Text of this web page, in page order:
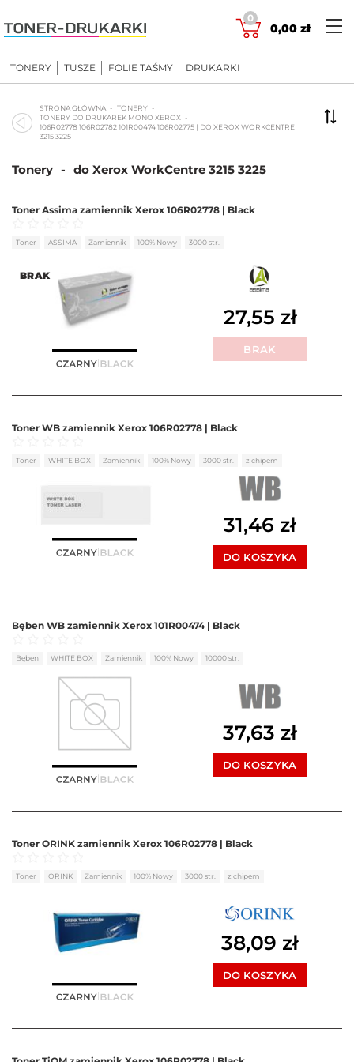
to
content
0
0,00 zł
TONERY TUSZE FOLIE TAŚMY DRUKARKI
STRONA GŁÓWNA
TONERY
TONERY DO DRUKAREK MONO XEROX
106R02778 106R02782 101R00474 106R02775 | DO XEROX WORKCENTRE
3215 3225
Tonery - do Xerox WorkCentre 3215 3225
BRAK
Toner Assima zamiennik Xerox 106R02778 | Black
Oceniono 0na 5
Toner ASSIMA Zamiennik 100% Nowy 3000 str.
27,55 zł
BRAK
Toner WB zamiennik Xerox 106R02778 | Black
Oceniono0 na 5
Toner WHITE BOX Zamiennik 100% Nowy 3000 str. z chipem
31,46 zł
DO KOSZYKA
Bęben WB zamiennik Xerox 101R00474 | Black
Oceniono0na 5
Bęben WHITE BOX Zamiennik 100% Nowy 10000 str.
37,63 zł
DO KOSZYKA
Toner ORINK zamiennik Xerox 106R02778 | Black
Oceniono 0na 5
Toner ORINK Zamiennik 100% Nowy 3000 str. z chipem
38,09 zł
DO KOSZYKA